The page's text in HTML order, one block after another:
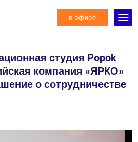
в эфире
студия Popok
компания «ЯРКО»
о сотрудничестве